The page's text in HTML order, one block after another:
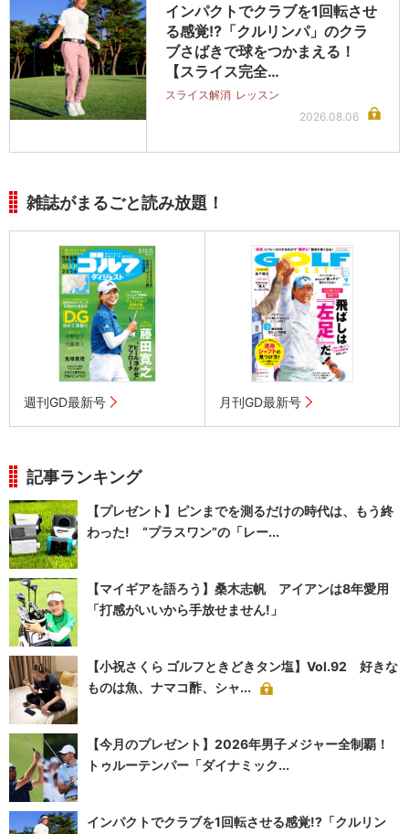
インパクトでクラブを1回転させ
る感覚!?「クルリンパ」のクラ
ブさばきで球をつかまえる！
【スライス完全…
スライス解消 レッスン
2026.08.06
雑誌がまるごと読み放題！
週刊GD最新号 月刊GD最新号
記事ランキング
【プレゼント】ピンまでを測るだけの時代は、もう終
わった! “プラスワン”の「レー...
【マイギアを語ろう】桑木志帆 アイアンは8年愛用
「打感がいいから手放せません!」
【小祝さくら ゴルフときどきタン塩】Vol.92 好きな
ものは魚、ナマコ酢、シャ...
【今月のプレゼント】2026年男子メジャー全制覇！
トゥルーテンパー「ダイナミック...
インパクトでクラブを1回転させる感覚!?「クルリン